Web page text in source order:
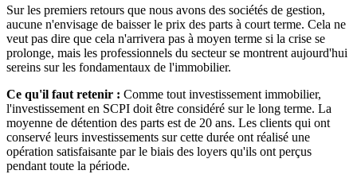
Sur les premiers retours que nous avons des sociétés de gestion,
aucune n'envisage de baisser le prix des parts à court terme. Cela ne
veut pas dire que cela n'arrivera pas à moyen terme si la crise se
prolonge, mais les professionnels du secteur se montrent aujourd'hui
sereins sur les fondamentaux de l'immobilier.
Ce qu'il faut retenir : Comme tout investissement immobilier,
l'investissement en SCPI doit être considéré sur le long terme. La
moyenne de détention des parts est de 20 ans. Les clients qui ont
conservé leurs investissements sur cette durée ont réalisé une
opération satisfaisante par le biais des loyers qu'ils ont perçus
pendant toute la période.